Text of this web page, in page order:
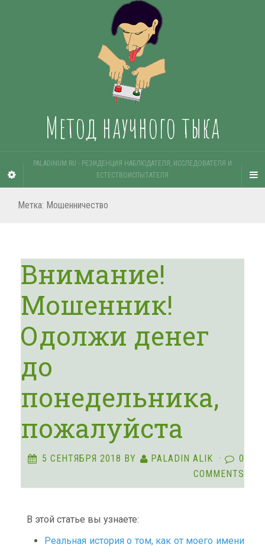
Метод научного тыка
PALADINUM.RU - РЕЗИДЕНЦИЯ НАБЛЮДАТЕЛЯ, ИССЛЕДОВАТЕЛЯ И
ЕСТЕСТВОИСПЫТАТЕЛЯ
Метка: Мошенничество
Внимание!
Мошенник!
Одолжи денег
до
понедельника,
пожалуйста
5 СЕНТЯБРЯ 2018 BY PALADIN ALIK ·
0
COMMENTS
В этой статье вы узнаете:
Реальная история о том, как от моего имени